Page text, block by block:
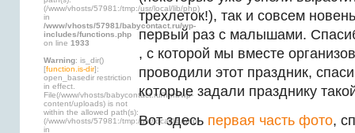
(/www/vhosts/57981:/tmp:/usr/local/lib/php)
in
/www/vhosts/57981/babycontact.ru/wp-
includes/functions.php
on line 1933
Warning: is_dir()
[function.is-dir]:
open_basedir restriction
in effect.
File(/www/vhosts/babycontact.ru/html/wp-
content/uploads) is not
within the allowed path(s):
(/www/vhosts/57981:/tmp:/usr/local/lib/php)
in
трехлеток!), так и совсем
первый раз с малышами.
, с которой мы вместе
проводили этот праздник,
которые задали празднику
Вот здесь первая часть фото,